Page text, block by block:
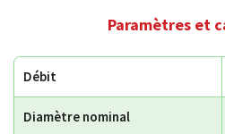
Paramètres et
Débit
Diamètre nominal